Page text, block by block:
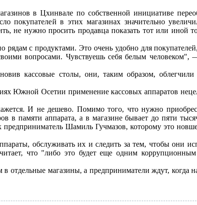
в Цхинвале по собственной инициативе
покупателей в этих магазинах значительно
не нужно просить продавца показать тот или иной
с продуктами. Это очень удобно для
вопросами. Чувствуешь себя белым
кассовые столы, они, таким образом,
Южной Осетии применение кассовых аппаратов
И не дешево. Помимо того, что нужно
в памяти аппарата, а в магазине бывает до пяти
Шамиль Гучмазов, которому это
обслуживать их и следить за тем, чтобы они
что "либо это будет еще одним
отдельные магазины, а предприниматели ждут, когда